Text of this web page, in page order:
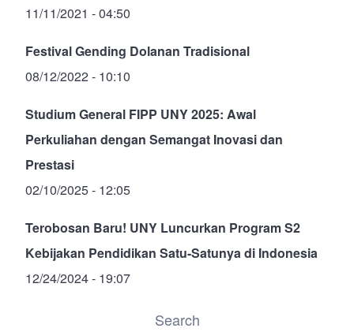
11/11/2021 - 04:50
Festival Gending Dolanan Tradisional
08/12/2022 - 10:10
Studium General FIPP UNY 2025: Awal
Perkuliahan dengan Semangat Inovasi dan
Prestasi
02/10/2025 - 12:05
Terobosan Baru! UNY Luncurkan Program S2
Kebijakan Pendidikan Satu-Satunya di Indonesia
12/24/2024 - 19:07
Search